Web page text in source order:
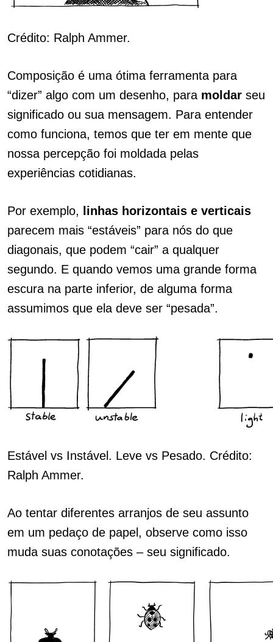
Crédito: Ralph Ammer.
Composição é uma ótima ferramenta para
“dizer” algo com um desenho, para moldar seu
significado ou sua mensagem. Para entender
como funciona, temos que ter em mente que
nossa percepção foi moldada pelas
experiências cotidianas.
Por exemplo, linhas horizontais e verticais
parecem mais “estáveis” para nós do que
diagonais, que podem “cair” a qualquer
segundo. E quando vemos uma grande forma
escura na parte inferior, de alguma forma
assumimos que ela deve ser “pesada”.
Estável vs Instável. Leve vs Pesado. Crédito:
Ralph Ammer.
Ao tentar diferentes arranjos de seu assunto
em um pedaço de papel, observe como isso
muda suas conotações – seu significado.